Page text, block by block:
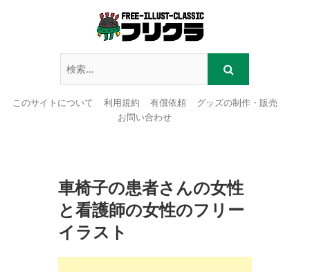
このサイトについて 利用規約 有償依頼
グッズの制作・販売
お問い合わせ
車椅子の患者さんの女性
と看護師の女性のフリー
イラスト